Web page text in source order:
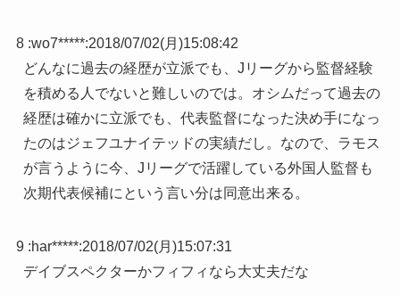
8 :wo7*****:2018/07/02(月)15:08:42
どんなに過去の経歴が立派でも、Jリーグから監督経験
を積める人でないと難しいのでは。オシムだって過去の
経歴は確かに立派でも、代表監督になった決め手になっ
たのはジェフユナイテッドの実績だし。なので、ラモス
が言うように今、Jリーグで活躍している外国人監督も
次期代表候補にという言い分は同意出来る。
9 :har*****:2018/07/02(月)15:07:31
デイブスペクターかフィフィなら大丈夫だな